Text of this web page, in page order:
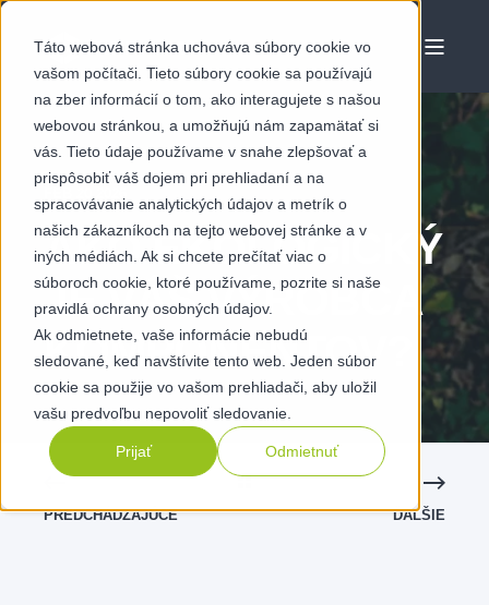
Táto webová stránka uchováva súbory cookie vo
vašom počítači. Tieto súbory cookie sa používajú
na zber informácií o tom, ako interagujete s našou
webovou stránkou, a umožňujú nám zapamätať si
vás. Tieto údaje používame v snahe zlepšovať a
prispôsobiť váš dojem pri prehliadaní a na
spracovávanie analytických údajov a metrík o
našich zákazníkoch na tejto webovej stránke a v
iných médiách. Ak si chcete prečítať viac o
súboroch cookie, ktoré používame, pozrite si naše
pravidlá ochrany osobných údajov.
Ak odmietnete, vaše informácie nebudú
sledované, keď navštívite tento web. Jeden súbor
cookie sa použije vo vašom prehliadači, aby uložil
vašu predvoľbu nepovoliť sledovanie.
Prijať Odmietnuť
AKO EKOLOGICKÝ
JE VÁŠ VÝROBCA
KOMPONENTOV?
PREDCHÁDZAJÚCE ĎALŠIE